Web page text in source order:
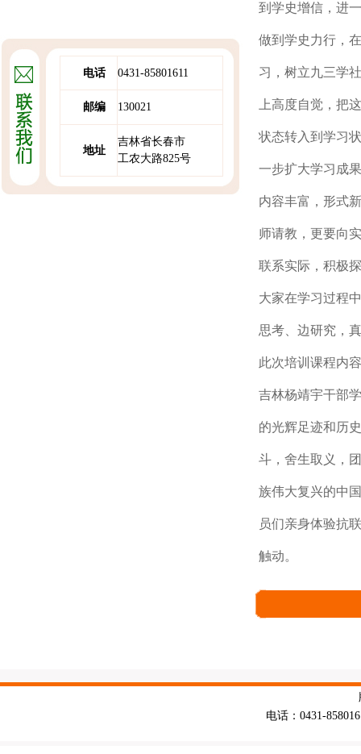
电话 0431-85801611
邮编 130021
地址
吉林省长春市
工农大路825号
到学史增信，进
做到学史力行，
习，树立九三学
上高度自觉，把
状态转入到学习
一步扩大学习成
内容丰富，形式
师请教，更要向
联系实际，积极
大家在学习过程
思考、边研究，
此次培训课程内
吉林杨靖宇干部
的光辉足迹和历
斗，舍生取义，
族伟大复兴的中
员们亲身体验抗
触动。
电话：0431-